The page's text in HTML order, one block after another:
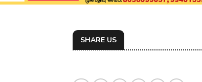
SHARE US